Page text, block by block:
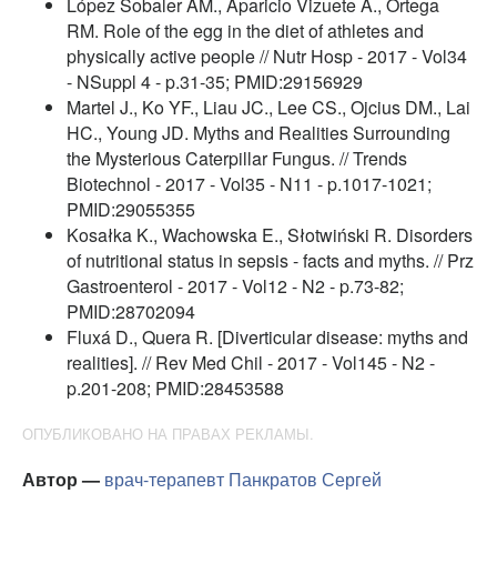
RM. Role of the egg in the diet of athletes and
physically active people // Nutr Hosp - 2017 - Vol34
- NSuppl 4 - p.31-35; PMID:29156929
Martel J., Ko YF., Liau JC., Lee CS., Ojcius DM., Lai
HC., Young JD. Myths and Realities Surrounding
the Mysterious Caterpillar Fungus. // Trends
Biotechnol - 2017 - Vol35 - N11 - p.1017-1021;
PMID:29055355
Kosałka K., Wachowska E., Słotwiński R. Disorders
of nutritional status in sepsis - facts and myths. // Prz
Gastroenterol - 2017 - Vol12 - N2 - p.73-82;
PMID:28702094
Fluxá D., Quera R. [Diverticular disease: myths and
realities]. // Rev Med Chil - 2017 - Vol145 - N2 -
p.201-208; PMID:28453588
ОПУБЛИКОВАНО НА ПРАВАХ РЕКЛАМЫ.
Автор — врач-терапевт Панкратов Сергей